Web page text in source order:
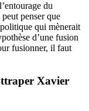
du
penser que
qui mènerait
d’une fusion
fusionner, il faut
Xavier